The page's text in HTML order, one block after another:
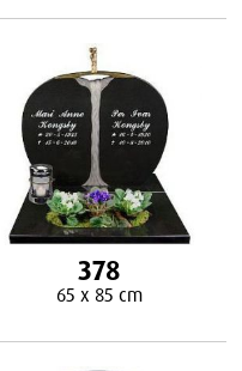
378
65 x 85 cm